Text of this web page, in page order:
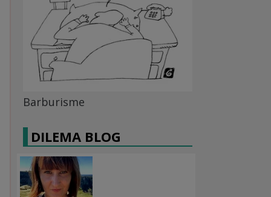
Barburisme
DILEMA BLOG